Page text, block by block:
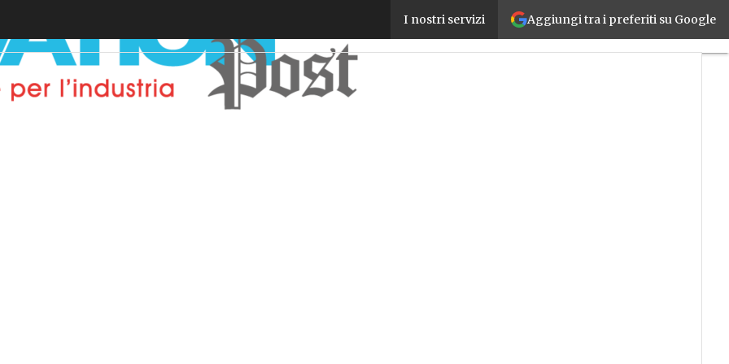
Aggiungi tra i preferiti su Google
I nostri servizi
Innovazione 4.0, il 20 febbraio premiati a Milano